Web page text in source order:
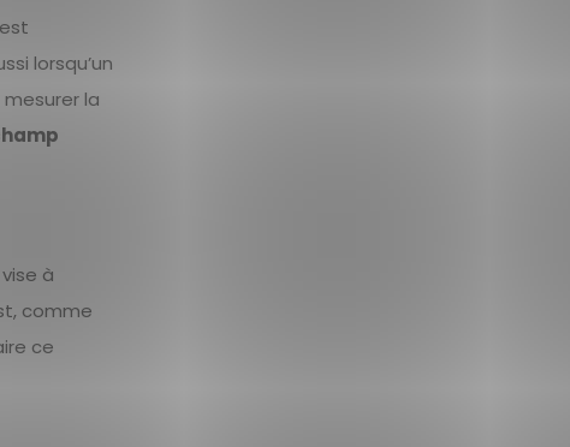
lorsqu’un
la
à
comme
ce